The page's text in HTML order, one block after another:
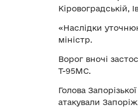
Кіровоградській,
«Наслідки
міністр.
Ворог вночі
Т-95МС.
Голова
атакували